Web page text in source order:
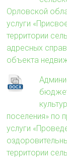
Орловской
услуги
территории
адресных
объекта
поселения» по
услуги
территории